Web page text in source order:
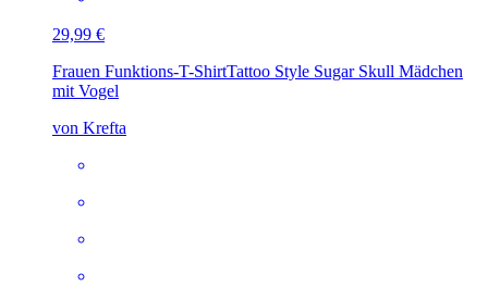
29,99 €
Frauen Funktions-T-ShirtTattoo Style Sugar Skull Mädchen
mit Vogel
von Krefta